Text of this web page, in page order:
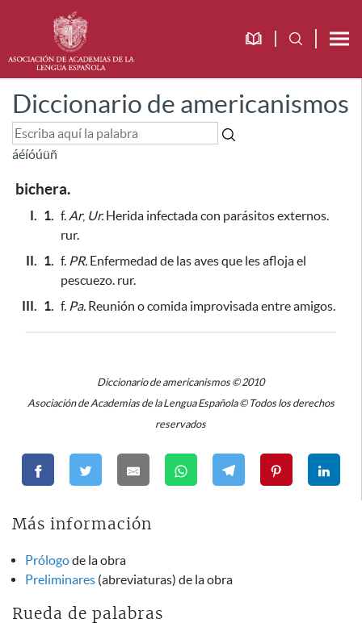
Diccionario de americanismos
áéíóúüñ
bichera.
I. 1. f. Ar, Ur. Herida infectada con parásitos externos.
rur.
II. 1. f. PR. Enfermedad de las avesque les afloja el
pescuezo. rur.
III. 1. f. Pa. Reunión o comida improvisada entre amigos.
Diccionario de americanismos © 2010
Asociación de Academias de la Lengua Española © Todos los derechos
reservados
Más información
Prólogode la obra
Preliminares (abreviaturas) de la obra
Rueda de palabras